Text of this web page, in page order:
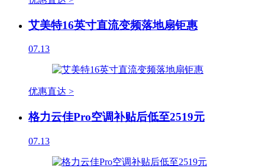
艾美特16英寸直流变频落地扇钜惠
07.13
优惠直达 >
格力云佳Pro空调补贴后低至2519元
07.13